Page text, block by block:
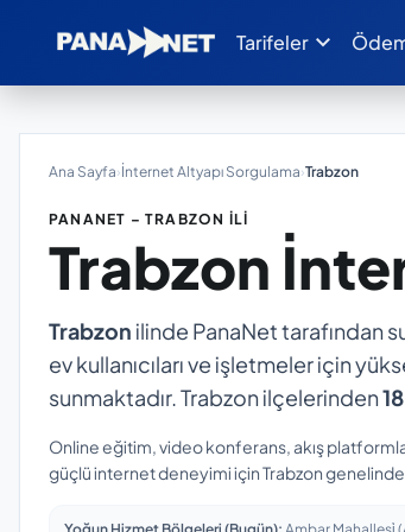
Tarifeler expand_more
Ana Sayfa›İnternet Altyapı Sorgulama›Trabzon
PANANET – TRABZON İLI
Trabzon
Trabzon ilinde PanaNet tarafından
ev kullanıcıları ve işletmeler için
sunmaktadır. Trabzon ilçelerinden
Online eğitim, video konferans, akış
güçlü internet deneyimi için Trabzon